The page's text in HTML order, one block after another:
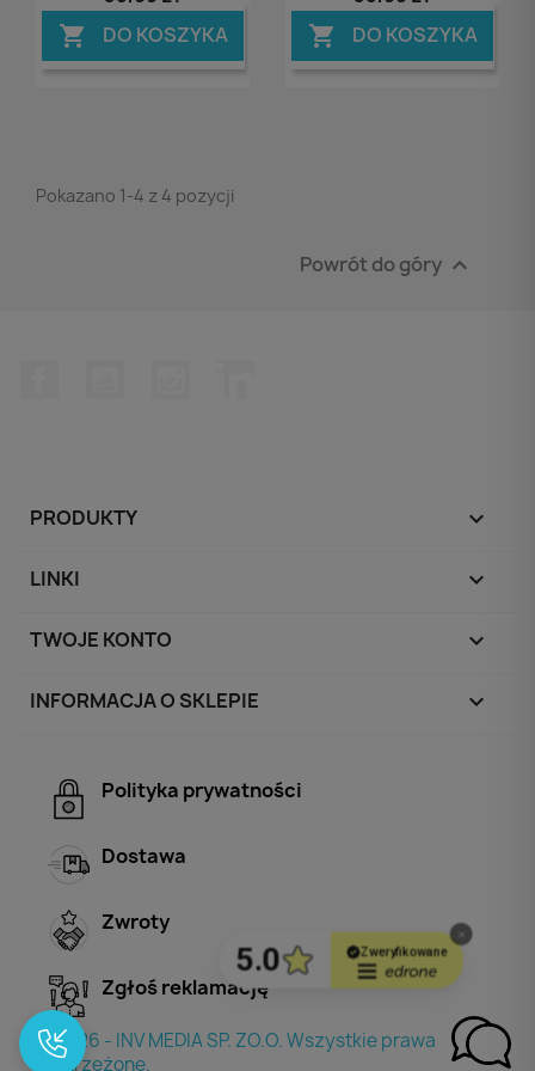
 DO KOSZYKA  DO KOSZYKA
Pokazano 1-4 z 4 pozycji
Powrót do góry 
PRODUKTY 
LINKI 
TWOJE KONTO 
INFORMACJA O SKLEPIE keyboard_arrow_down
Polityka prywatności
Dostawa
Zwroty
Zgłoś reklamację
© 2026 - INV MEDIA SP. ZO.O. Wszystkie prawa
zastrzeżone.